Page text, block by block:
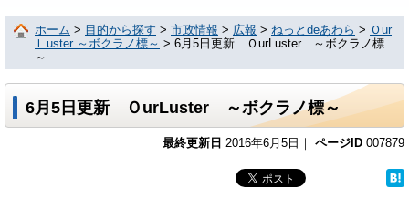
ホーム > 目的から探す > 市政情報 > 広報 > ねっとdeあわら > Ｏur
Ｌuster ～ボクラノ標～ > 6月5日更新 ＯurLuster ～ボクラノ標
～
6月5日更新 ＯurLuster ～ボクラノ標～
最終更新日 2016年6月5日｜ ページID 007879